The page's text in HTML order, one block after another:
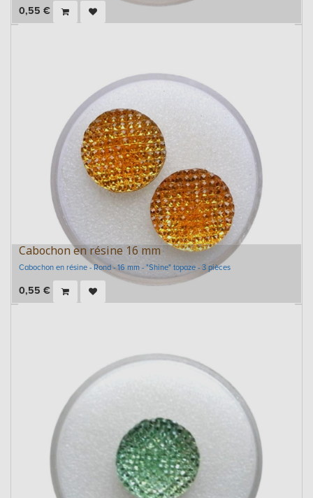
0,55 €
Cabochon en résine 16 mm
Cabochon en résine - Rond - 16 mm - "Shine" topaze - 3 pièces
0,55 €